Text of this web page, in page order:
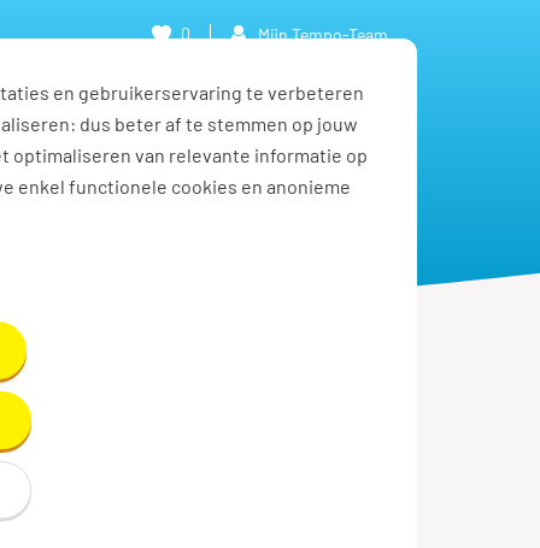
en gebruikerservaring te verbeteren
dus beter af te stemmen op jouw
optimaliseren van relevante informatie op
enkel functionele cookies en anonieme
0 Mijn Tempo-Team
of